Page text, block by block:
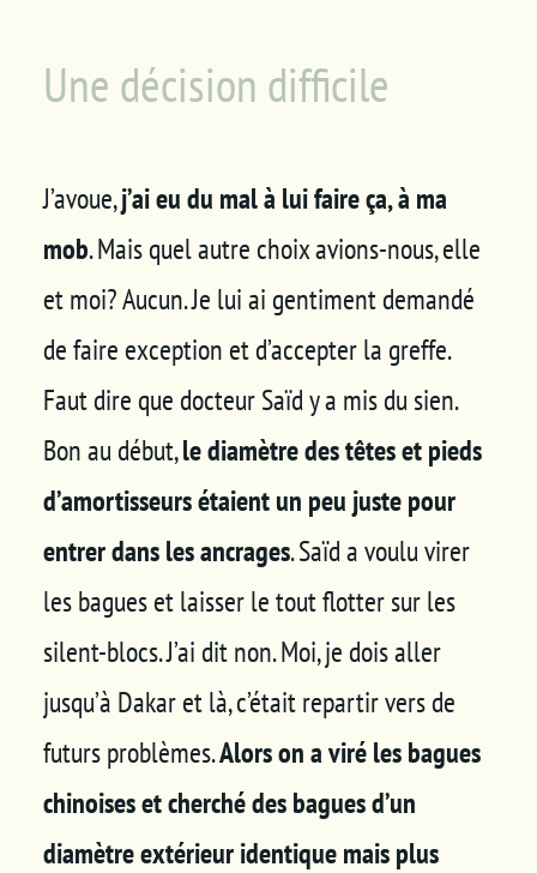
Une décision difficile
J’avoue,j’ai eu du mal à lui faire ça, à ma
mob. Mais quel autre choix avions-nous, elle
et moi? Aucun. Je lui ai gentiment demandé
de faire exception et d’accepter la greffe.
Faut dire que docteur Saïd y a mis du sien.
Bon au début,le diamètre des têtes et pieds
d’amortisseurs étaient un peu juste pour
entrer dans les ancrages. Saïd a voulu virer
les bagues et laisser le tout flotter sur les
silent-blocs. J’ai dit non. Moi, je dois aller
jusqu’à Dakar et là, c’était repartir vers de
futurs problèmes.Alors on a viré les bagues
chinoises et cherché des bagues d’un
diamètre extérieur identique mais plus